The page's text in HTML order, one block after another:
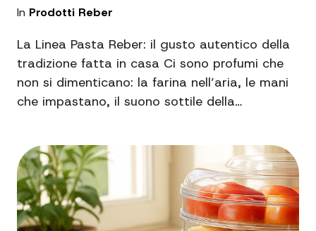
In Prodotti Reber
La Linea Pasta Reber: il gusto autentico della
tradizione fatta in casa Ci sono profumi che
non si dimenticano: la farina nell’aria, le mani
che impastano, il suono sottile della…